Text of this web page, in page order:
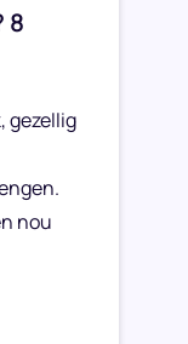
8
gezellig
nou